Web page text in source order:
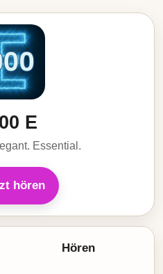
E
Essential.
hören
Hören